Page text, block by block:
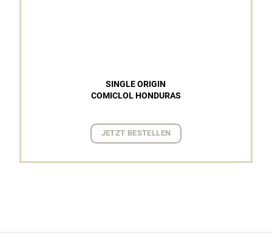
SINGLE ORIGIN
COMICLOL HONDURAS
JETZT BESTELLEN